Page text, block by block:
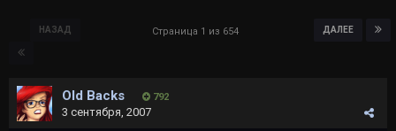
НАЗАД ДАЛЕЕ
Страница 1 из 654
Old Backs 792
3 сентября, 2007